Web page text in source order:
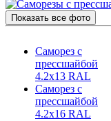
Показать все фото
Саморез с
прессшайбой
4.2х13 RAL
Саморез с
прессшайбой
4.2х16 RAL